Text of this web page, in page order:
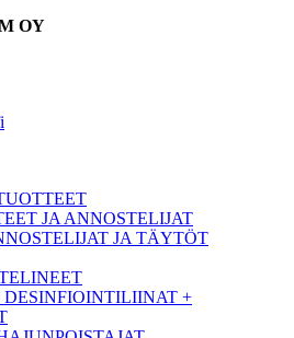
OY
JA ANNOSTELIJAT
JA TÄYTÖT
+